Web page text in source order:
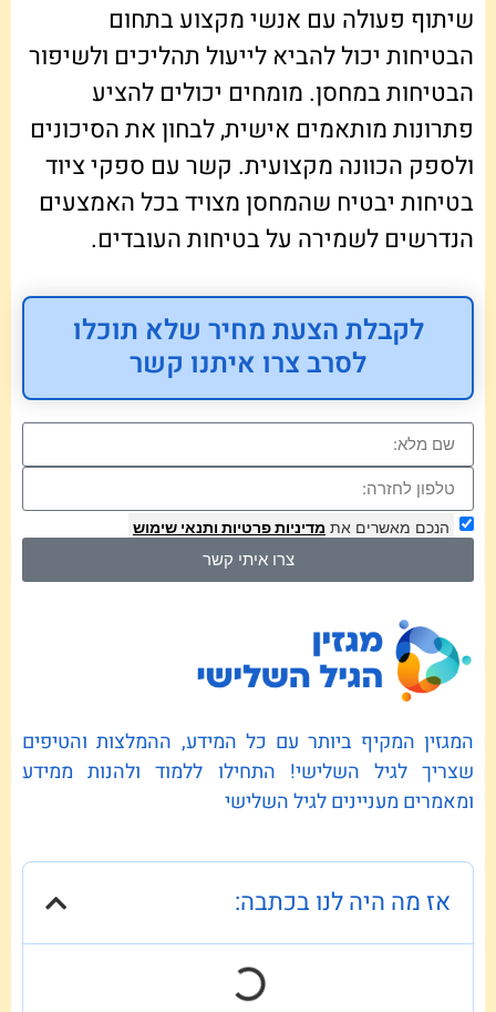
שיתוף פעולה עם אנשי מקצוע בתחום
הבטיחות יכול להביא לייעול תהליכים ולשיפור
הבטיחות במחסן. מומחים יכולים להציע
פתרונות מותאמים אישית, לבחון את הסיכונים
ולספק הכוונה מקצועית. קשר עם ספקי ציוד
בטיחות יבטיח שהמחסן מצויד בכל האמצעים
הנדרשים לשמירה על בטיחות העובדים.
לקבלת הצעת מחיר שלא תוכלו
לסרב צרו איתנו קשר
הנכם מאשרים את מדיניות פרטיות ותנאי שימוש
צרו איתי קשר
המגזין המקיף ביותר עם כל המידע, ההמלצות והטיפים
שצריך לגיל השלישי! התחילו ללמוד ולהנות ממידע
ומאמרים מעניינים לגיל השלישי
אז מה היה לנו בכתבה: